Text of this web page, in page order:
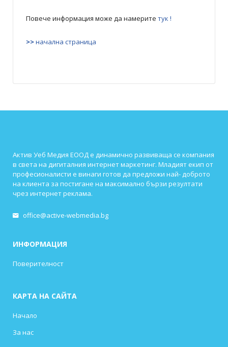
Повече информация може да намерите тук !
>>начална страница
Актив Уеб Медия ЕООД е динамично развиваща се компания
в света на дигиталния интернет маркетинг. Младият екип от
професионалисти е винаги готов да предложи най- доброто
на клиента за постигане на максимално бързи резултати
чрез интернет реклама.
office@active-webmedia.bg
ИНФОРМАЦИЯ
Поверителност
КАРТА НА САЙТА
Начало
За нас